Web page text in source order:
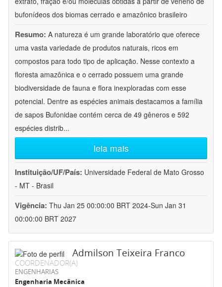
bufonídeos dos biomas cerrado e amazônico brasileiro
Resumo: A natureza é um grande laboratório que oferece
uma vasta variedade de produtos naturais, ricos em
compostos para todo tipo de aplicação. Nesse contexto a
floresta amazônica e o cerrado possuem uma grande
biodiversidade de fauna e flora inexploradas com esse
potencial. Dentre as espécies animais destacamos a família
de sapos Bufonidae contém cerca de 49 gêneros e 592
espécies distrib...
leia mais
Instituição/UF/País: Universidade Federal de Mato Grosso
- MT - Brasil
Vigência: Thu Jan 25 00:00:00 BRT 2024-Sun Jan 31
00:00:00 BRT 2027
Admilson Teixeira Franco
COORDENADOR(A)
ENGENHARIAS
Engenharia Mecânica